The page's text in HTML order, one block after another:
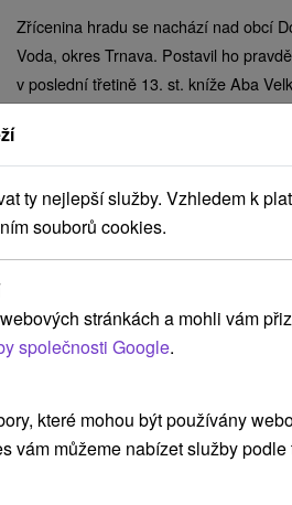
Zřícenina hradu se nachází nad obcí
Voda, okres Trnava. Postavil ho
v poslední třetině 13. st. kníže Aba
Ak plánujete
Náš TIP
ty nejlepší služby. Vzhledem k
souborů cookies.
stránkách a mohli vám
společnosti Google.
které mohou být používány
vám můžeme nabízet služby